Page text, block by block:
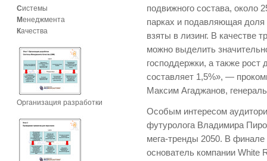
подвижного состава, около
парках и подавляющая доля
взяты в лизинг. В качестве
можно выделить
господдержки, а также рост
составляет 1,5%», —
Максим Агаджанов,
Особым интересом
футуролога Владимира
мега-тренды 2050. В финале
основатель компании White
Системы
Менеджмента
Качества
Организация разработки